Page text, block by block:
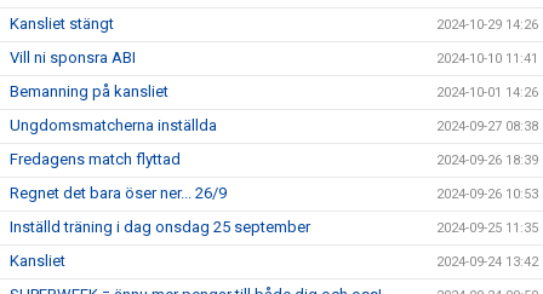
Kansliet stängt 2024-10-29 14:26
Vill ni sponsra ABI 2024-10-10 11:41
Bemanning på kansliet 2024-10-01 14:26
Ungdomsmatcherna inställda 2024-09-27 08:38
Fredagens match flyttad 2024-09-26 18:39
Regnet det bara öser ner... 26/9 2024-09-26 10:53
Inställd träning i dag onsdag 25 september 2024-09-25 11:35
Kansliet 2024-09-24 13:42